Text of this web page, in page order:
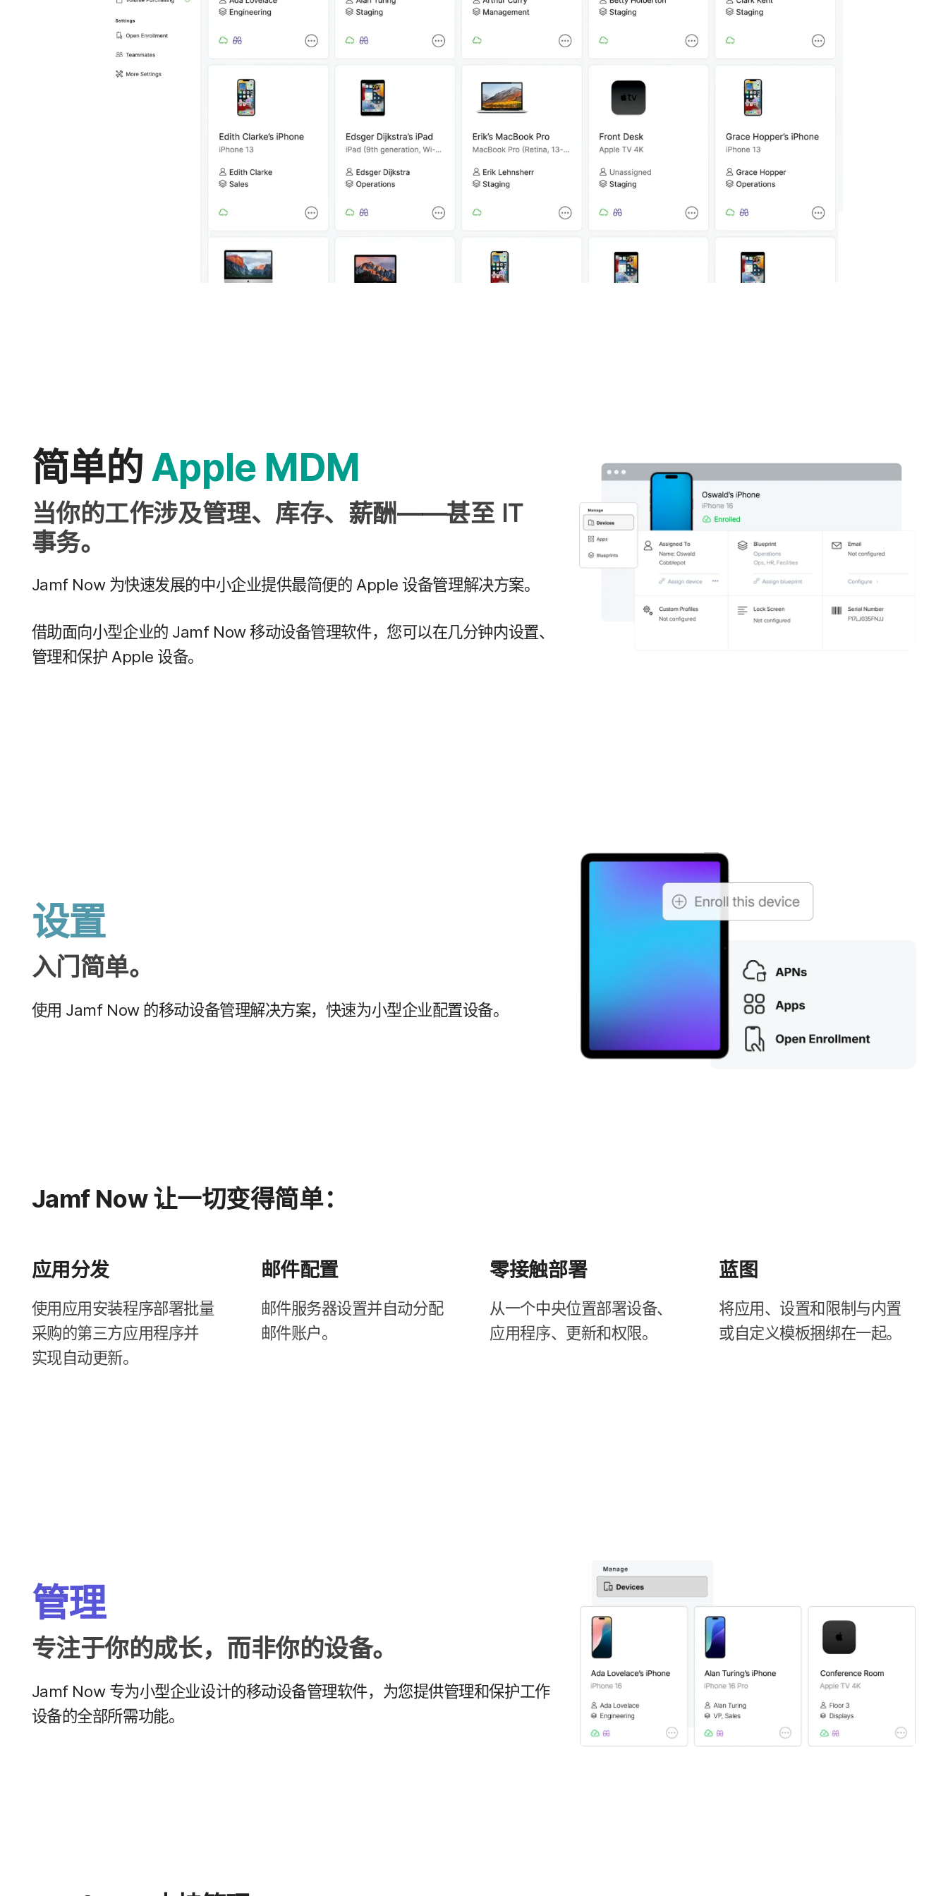
简单​的 Apple MDM
当​你​的​工作​涉及​管理、​库存、​薪酬​——​甚至IT
事务。
Jamf Now 为​快速​发展​的​中小​企业​提供​最​简便​的 Apple 设备​管理​解决​方案。
借助面​向​小型​企业​的 Jamf Now移动​设备​管理​软件，​您​可以​在​几​分​钟​内​设置、​
管理​和​保护 Apple 设备。
设置
入​门​简单。
使用 Jamf Now 的​移动​设备​管理​解决​方案，​快速​为​小型​企业​配置​设备。
Jamf Now让​一切​变得​简单：
应用​分发
使用​应用​安装​程序部署​批量​
采购​的​第三​方​应用​程序​并​
实现​自动​更新。
邮件​配置
邮件​服务器​设置​并​自动​分配​
邮件​账户。
零接触部署
从​一​个​中央​位置部署​设备、​
应用​程序、​更新​和​权限。
蓝图
将​应用、​设置​和​限制​与​内置​
或​自定​义模​板捆绑​在​一起。
管理
专注于​你​的​成长，​而​非​你​的​设备。
Jamf Now 专为​小型​企业​设计​的​移动​设备​管理​软件，​为​您​提供​管理​和​保护​工作​
设备​的​全部​所​需功能。